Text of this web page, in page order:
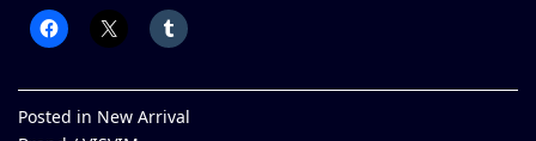
Posted in New Arrival